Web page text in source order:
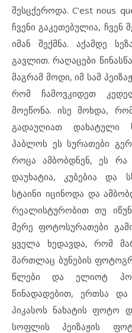
შესცქეროდა. C’est nous
ჩვენი გაკეთებულია, ჩვენ
იმან შექმნა. აქამდე
გავლით. რაღაცები
მაგრამ მოდი, იმ სამ
რომ ჩამოვკიდეთ
მოეწონა. ისე მოხდა,
გადაუღიათ
პაბლოს ეს სურათები
როცა ამბობდნენ, ეს რა
დაუხატია, კუბებია და
სტაინი იცინოდა და
რეალისტურობით თუ
მერე ფოტოსურათები
ყველა ხედავდა, რომ
მართლაც ბუნების
წლები და ელიოტ
წინადადებით, ერთსა და
პიკასოს ნახატის ფოტო
სოფლის პეიზაჟის